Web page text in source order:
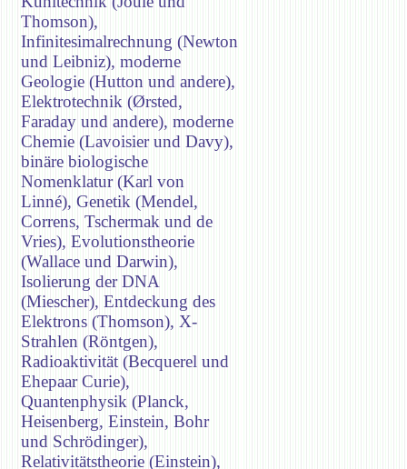
Thomson),
Infinitesimalrechnung (Newton
und Leibniz), moderne
Geologie (Hutton und andere),
Elektrotechnik (Ørsted,
Faraday und andere), moderne
Chemie (Lavoisier und Davy),
binäre biologische
Nomenklatur (Karl von
Linné), Genetik (Mendel,
Correns, Tschermak und de
Vries), Evolutionstheorie
(Wallace und Darwin),
Isolierung der DNA
(Miescher), Entdeckung des
Elektrons (Thomson), X-
Strahlen (Röntgen),
Radioaktivität (Becquerel und
Ehepaar Curie),
Quantenphysik (Planck,
Heisenberg, Einstein, Bohr
und Schrödinger),
Relativitätstheorie (Einstein),